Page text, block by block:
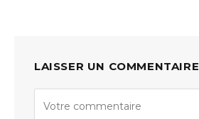
LAISSER UN COMMENTAIRE